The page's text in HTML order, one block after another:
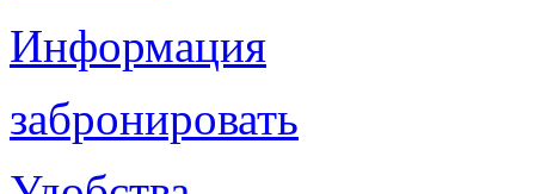
Информация
забронировать